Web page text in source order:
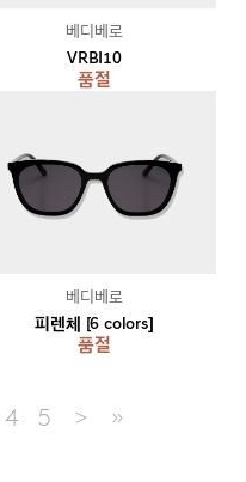
VRBI10
품절
베디베로
피렌체 [6 colors]
품절
베디베로
4 5 ＞ ≫